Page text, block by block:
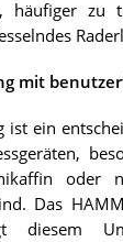
häufiger zu
mit
ist ein
oder
Das
diesem